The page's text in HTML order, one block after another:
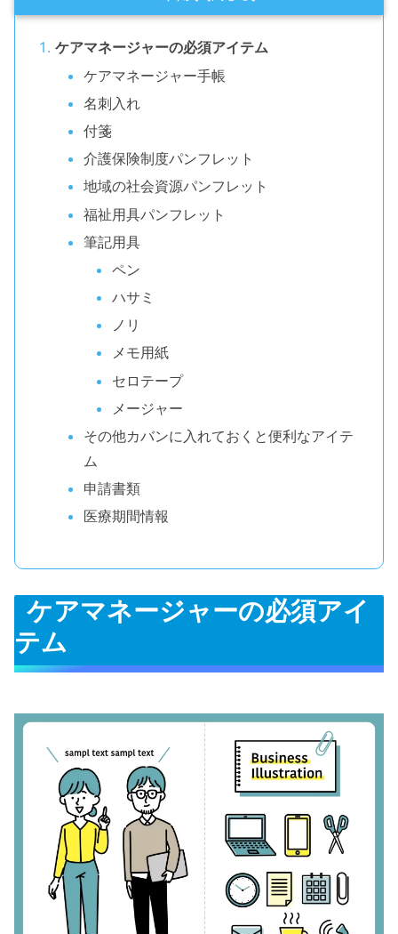
ケアマネージャーの必須アイテム
ケアマネージャー手帳
名刺入れ
付箋
介護保険制度パンフレット
地域の社会資源パンフレット
福祉用具パンフレット
筆記用具
ペン
ハサミ
ノリ
メモ用紙
セロテープ
メージャー
その他カバンに入れておくと便利なアイテ
ム
申請書類
医療期間情報
ケアマネージャーの必須アイ
テム